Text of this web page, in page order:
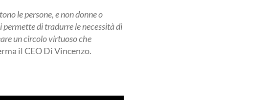
le persone, e non donne o
permette di tradurre le necessità di
un circolo virtuoso che
il CEO Di Vincenzo.